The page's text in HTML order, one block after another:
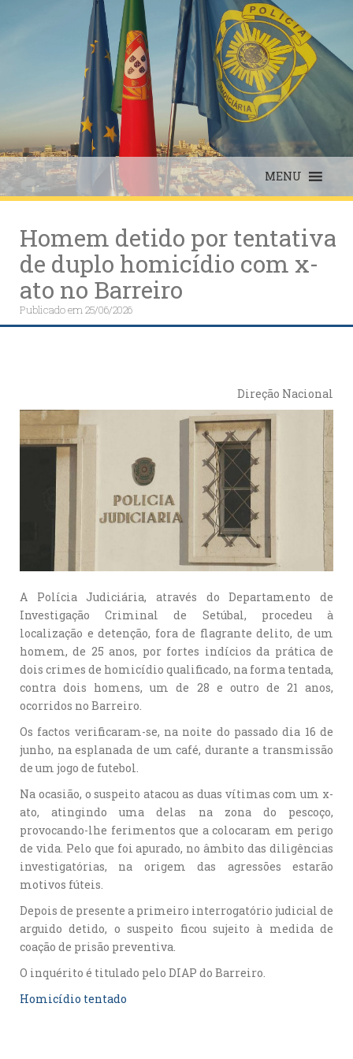
MENU
Homem detido por tentativa
de duplo homicídio com x-
ato no Barreiro
Publicado em25/06/2026
Direção Nacional
A Polícia Judiciária, através do Departamento de
Investigação Criminal de Setúbal, procedeu à
localização e detenção, fora de flagrante delito, de um
homem, de 25 anos, por fortes indícios da prática de
dois crimes de homicídio qualificado, na forma tentada,
contra dois homens, um de 28 e outro de 21 anos,
ocorridos no Barreiro.
Os factos verificaram-se, na noite do passado dia 16 de
junho, na esplanada de um café, durante a transmissão
de um jogo de futebol.
Na ocasião, o suspeito atacou as duas vítimas com um x-
ato, atingindo uma delas na zona do pescoço,
provocando-lhe ferimentos que a colocaram em perigo
de vida. Pelo que foi apurado, no âmbito das diligências
investigatórias, na origem das agressões estarão
motivos fúteis.
Depois de presente a primeiro interrogatório judicial de
arguido detido, o suspeito ficou sujeito à medida de
coação de prisão preventiva.
O inquérito é titulado pelo DIAP do Barreiro.
Homicídio tentado